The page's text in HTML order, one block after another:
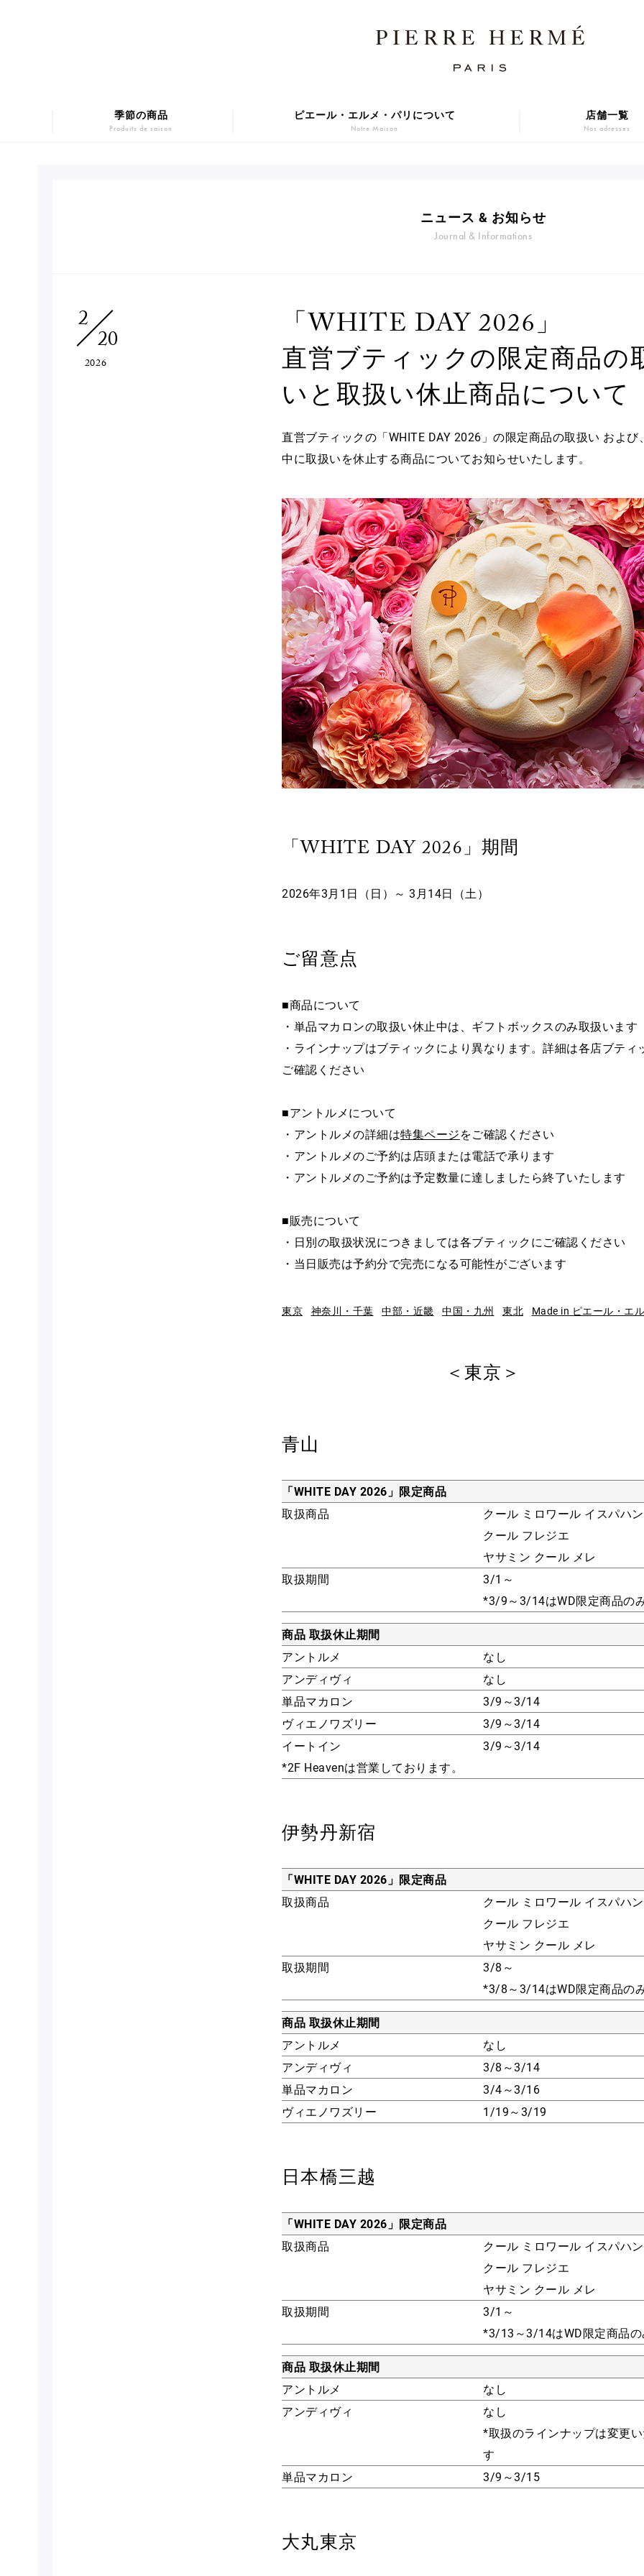
ニュース & お知らせ
Journal & Informations
2
20
2026
「WHITE DAY 2026」
直営ブティックの限定商品の
いと取扱い休止商品について
直営ブティックの「WHITE DAY 2026」の限定商品の取扱い および
中に取扱いを休止する商品についてお知らせいたします。
「WHITE DAY 2026」期間
2026年3月1日（日）～ 3月14日（土）
ご留意点
■商品について
・単品マカロンの取扱い休止中は、ギフトボックスのみ取扱います
・ラインナップはブティックにより異なります。詳細は各店ブティ
ご確認ください
■アントルメについて
・アントルメの詳細は特集ページをご確認ください
・アントルメのご予約は店頭または電話で承ります
・アントルメのご予約は予定数量に達しましたら終了いたします
■販売について
・日別の取扱状況につきましては各ブティックにご確認ください
・当日販売は予約分で完売になる可能性がございます
東京 神奈川・千葉 中部・近畿 中国・九州 東北 Made in ピエール・エ
＜東京＞
青山
「WHITE DAY 2026」限定商品
取扱商品
クール ミロワール イスパハン
クール フレジエ
ヤサミン クール メレ
取扱期間
3/1～
*3/9～3/14はWD限定商品の
商品 取扱休止期間
アントルメ
なし
アンディヴィ
なし
単品マカロン
3/9～3/14
ヴィエノワズリー
3/9～3/14
イートイン
*2F Heavenは営業しております。
3/9～3/14
伊勢丹新宿
「WHITE DAY 2026」限定商品
取扱商品
クール ミロワール イスパハン
クール フレジエ
ヤサミン クール メレ
取扱期間
3/8～
*3/8～3/14はWD限定商品の
商品 取扱休止期間
アントルメ
なし
アンディヴィ
3/8～3/14
単品マカロン
3/4～3/16
ヴィエノワズリー
1/19～3/19
日本橋三越
「WHITE DAY 2026」限定商品
取扱商品
クール ミロワール イスパハン
クール フレジエ
ヤサミン クール メレ
取扱期間
3/1～
*3/13～3/14はWD限定商品
商品 取扱休止期間
アントルメ
なし
アンディヴィ
なし
*取扱のラインナップは変更
す
単品マカロン
3/9～3/15
大丸東京
季節の商品
Produits de saison
ピエール・エルメ・パリについて
Notre Maison
店舗一覧
Nos adresses
アイス